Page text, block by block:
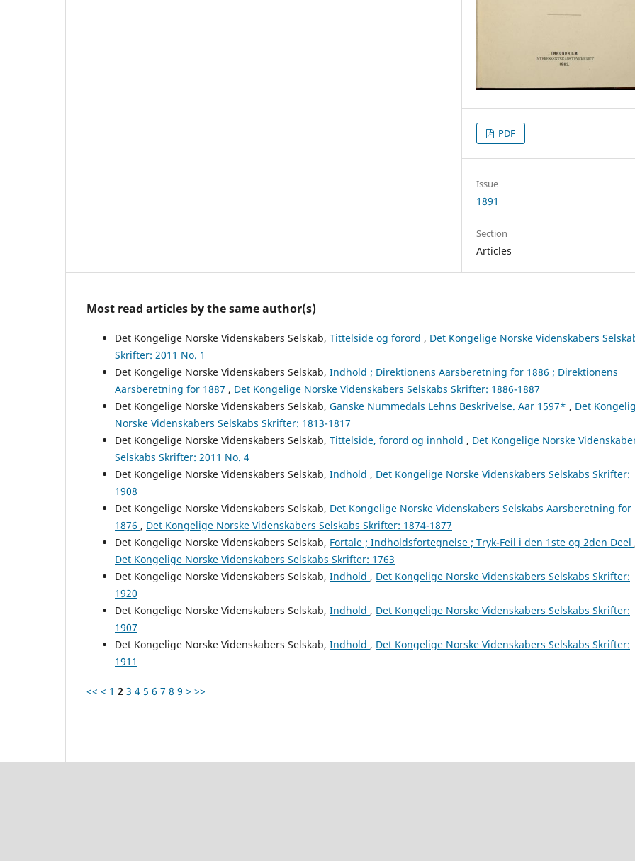
PDF
Issue
1891
Section
Articles
Most read articles by the same author(s)
Det Kongelige Norske Videnskabers Selskab, Tittelside og forord , Det Kongelige Norske Videnskabers
Skrifter: 2011 No. 1
Det Kongelige Norske Videnskabers Selskab, Indhold ; Direktionens Aarsberetning for 1886 ; Direktionens
Aarsberetning for 1887 , Det Kongelige Norske Videnskabers Selskabs Skrifter: 1886-1887
Det Kongelige Norske Videnskabers Selskab, Ganske Nummedals Lehns Beskrivelse. Aar 1597* , Det
Norske Videnskabers Selskabs Skrifter: 1813-1817
Det Kongelige Norske Videnskabers Selskab, Tittelside, forord og innhold , Det Kongelige Norske
Selskabs Skrifter: 2011 No. 4
Det Kongelige Norske Videnskabers Selskab, Indhold , Det Kongelige Norske Videnskabers Selskabs Skrifter:
1908
Det Kongelige Norske Videnskabers Selskab, Det Kongelige Norske Videnskabers Selskabs Aarsberetning for
1876 , Det Kongelige Norske Videnskabers Selskabs Skrifter: 1874-1877
Det Kongelige Norske Videnskabers Selskab, Fortale ; Indholdsfortegnelse ; Tryk-Feil i den 1ste og 2den Deel
Det Kongelige Norske Videnskabers Selskabs Skrifter: 1763
Det Kongelige Norske Videnskabers Selskab, Indhold , Det Kongelige Norske Videnskabers Selskabs Skrifter:
1920
Det Kongelige Norske Videnskabers Selskab, Indhold , Det Kongelige Norske Videnskabers Selskabs Skrifter:
1907
Det Kongelige Norske Videnskabers Selskab, Indhold , Det Kongelige Norske Videnskabers Selskabs Skrifter:
1911
<< < 1 2 3 4 5 6 7 8 9 > >>